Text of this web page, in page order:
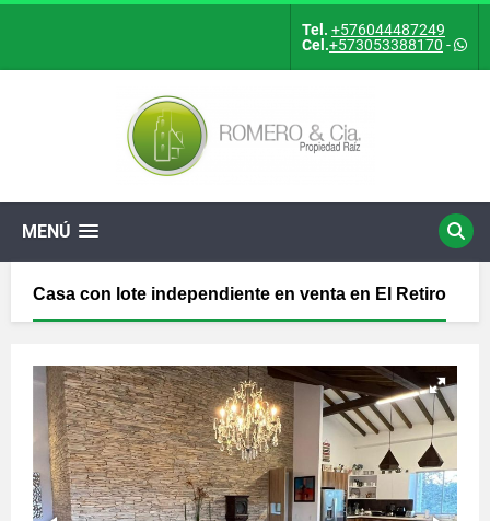
Tel. +576044487249
Cel.+573053388170 -
MENÚ
Casa con lote independiente en venta en El Retiro